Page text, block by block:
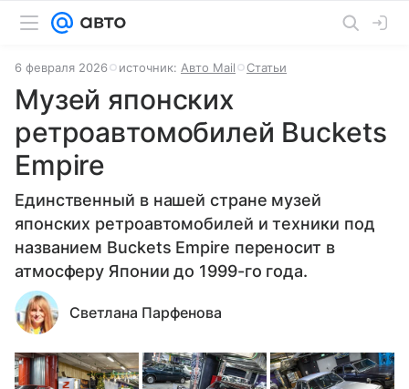
6 февраля 2026 источник: Авто Mail Статьи
Музей японских
ретроавтомобилей Buckets
Empire
Единственный в нашей стране музей
японских ретроавтомобилей и техники под
названием Buckets Empire переносит в
атмосферу Японии до 1999-го года.
Светлана Парфенова